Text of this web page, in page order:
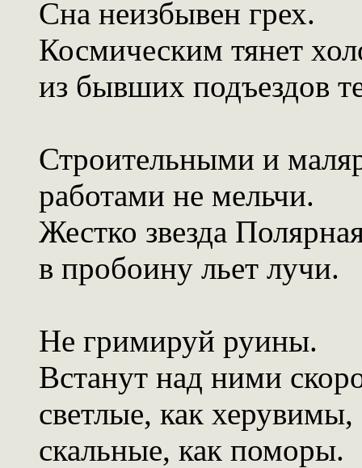
Сна неизбывен грех.
Космическим тянет
из бывших подъездов
Строительными и
работами не мельчи.
Жестко звезда
в пробоину льет лучи.
Не гримируй руины.
Встанут над ними
светлые, как херувимы,
скальные, как поморы.